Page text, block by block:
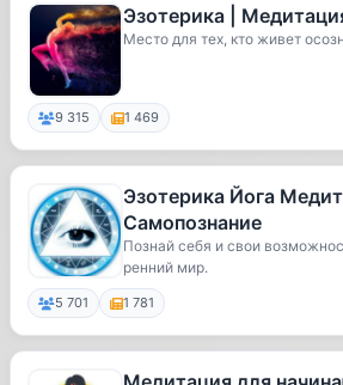
Эзотерика |
Место для тех, кто живет
9 315 1 469
Эзотерика Йога
Самопознание
Познай себя и свои
ренний мир.
5 701 1 781